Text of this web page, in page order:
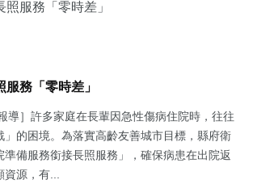
務「零時差」
導］許多家庭在長輩因急性傷病住院時，往往
」的困境。為落實高齡友善城市目標，縣府衛
準備服務銜接長照服務」，確保病患在出院返
源，有...